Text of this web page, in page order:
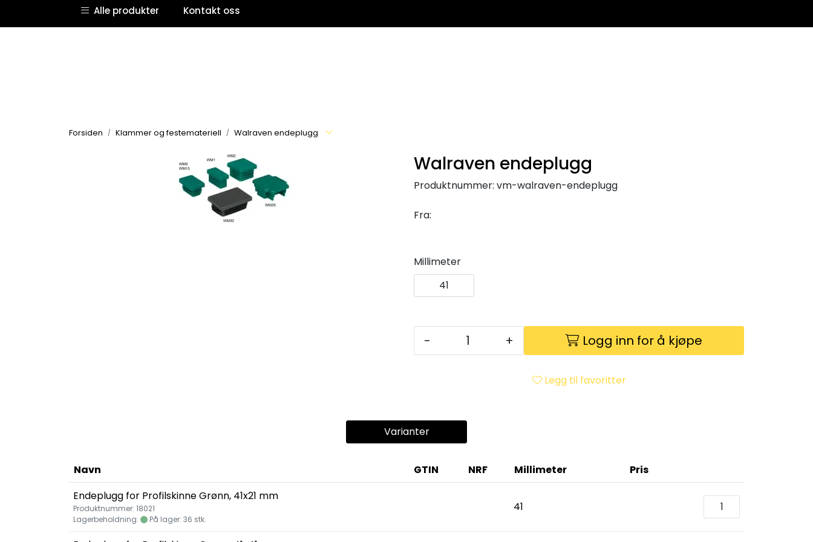
Skip to main contentAlle produkter Kontakt oss
Forsiden Klammer og festemateriell Walraven endeplugg
Walraven endeplugg
Produktnummer: vm-walraven-endeplugg
Fra:
Millimeter
41
- + Logg inn for å kjøpe
Legg til favoritter
Varianter
Navn GTIN NRF Millimeter
Pris
Endeplugg for Profilskinne Grønn, 41x21 mm
Produktnummer: 18021
Lagerbeholdning:
På lager: 36 stk.
41